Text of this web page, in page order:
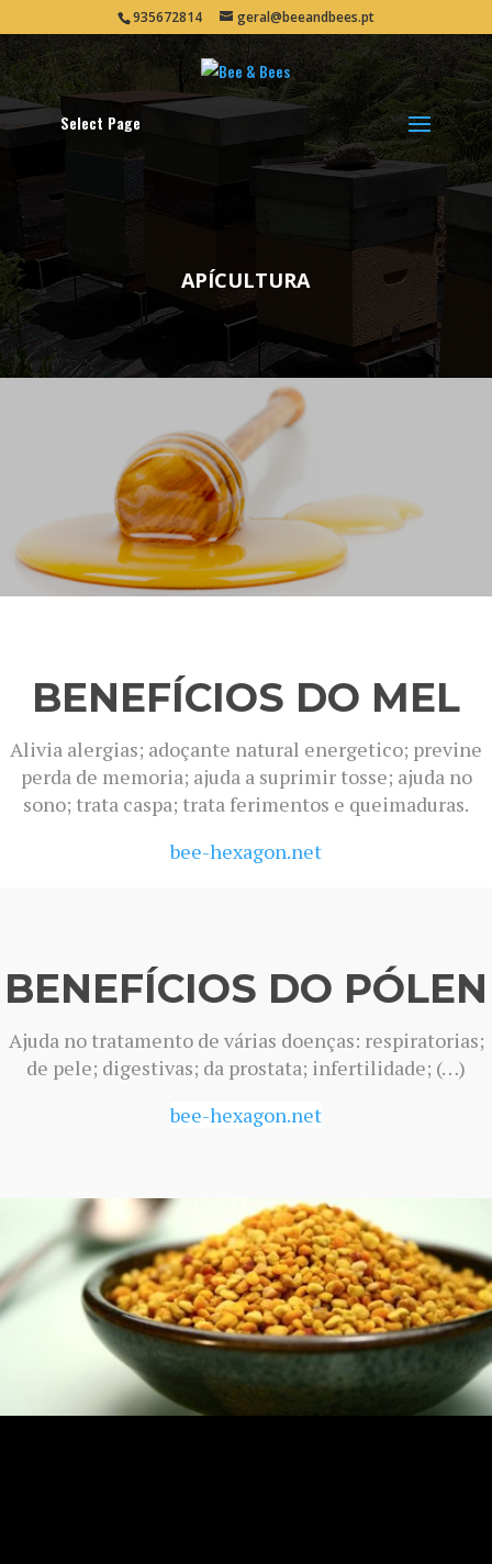
935672814 geral@beeandbees.pt
Select Page
APÍCULTURA
BENEFÍCIOS DO MEL
Alivia alergias; adoçante natural energetico; previne
perda de memoria; ajuda a suprimir tosse; ajuda no
sono; trata caspa; trata ferimentos e queimaduras.
bee-hexagon.net
BENEFÍCIOS DO PÓLEN
Ajuda no tratamento de várias doenças: respiratorias;
de pele; digestivas; da prostata; infertilidade; (…)
bee-hexagon.net